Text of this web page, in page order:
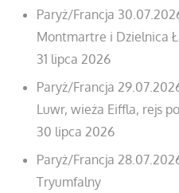
Paryż/Francja
Montmartre i Dzielnica
31 lipca 2026
Paryż/Francja
Luwr, wieża Eiffla, rejs
30 lipca 2026
Paryż/Francja
Tryumfalny